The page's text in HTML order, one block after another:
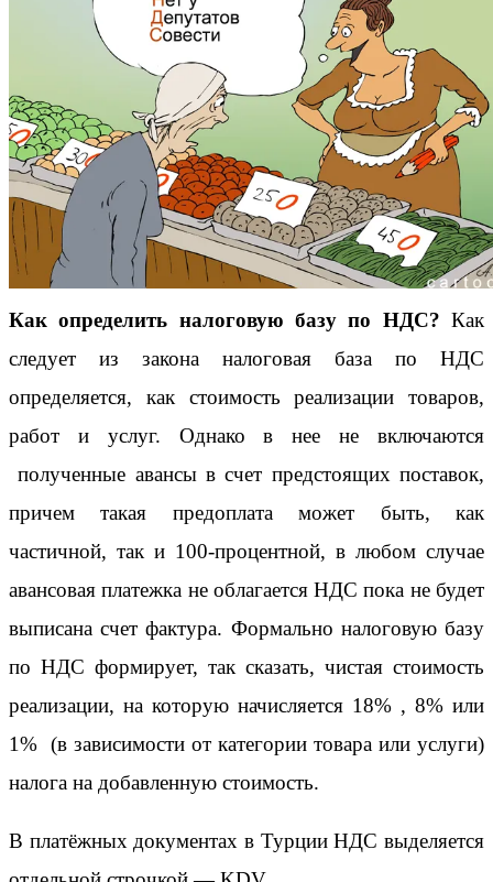
Как определить налоговую базу по НДС? Как
следует из закона налоговая база по НДС
определяется, как стоимость реализации товаров,
работ и услуг. Однако в нее не включаются
полученные авансы в счет предстоящих поставок,
причем такая предоплата может быть, как
частичной, так и 100-процентной, в любом случае
авансовая платежка не облагается НДС пока не будет
выписана счет фактура. Формально налоговую базу
по НДС формирует, так сказать, чистая стоимость
реализации, на которую начисляется 18% , 8% или
1% (в зависимости от категории товара или услуги)
налога на добавленную стоимость.
В платёжных документах в Турции НДС выделяется